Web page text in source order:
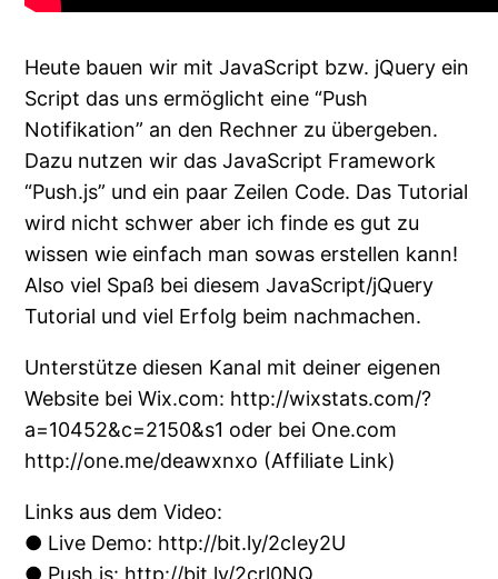
Heute bauen wir mit JavaScript bzw. jQuery ein
Script das uns ermöglicht eine “Push
Notifikation” an den Rechner zu übergeben.
Dazu nutzen wir das JavaScript Framework
“Push.js” und ein paar Zeilen Code. Das Tutorial
wird nicht schwer aber ich finde es gut zu
wissen wie einfach man sowas erstellen kann!
Also viel Spaß bei diesem JavaScript/jQuery
Tutorial und viel Erfolg beim nachmachen.
Unterstütze diesen Kanal mit deiner eigenen
Website bei Wix.com: http://wixstats.com/?
a=10452&c=2150&s1 oder bei One.com
http://one.me/deawxnxo (Affiliate Link)
Links aus dem Video:
● Live Demo: http://bit.ly/2cIey2U
● Push.js: http://bit.ly/2crl0NQ